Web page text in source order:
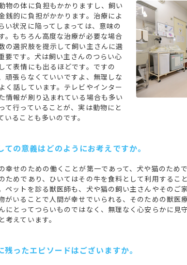
物の体に負担もかかりますし、飼い
銭的に負担がかかります。治療によ
い状況に陥ってしまっては、意味の
。もちろん高度な治療が必要な場合
の選択肢を提示して飼い主さんに選
要です。犬は飼い主さんのつらい心
て表情にも出るほどです。ですの
頑張らなくていいですよ、無理しな
く話しています。テレビやインター
情報が刷り込まれている場合も多い
て行っていることが、実は動物にと
いることも多いのです。
の意義はどのようにお考えですか。
幸せのための働くことが第一であって、犬や猫のため
ためであり、ひいてはその牛を食料として利用するこ
ペットを診る獣医師も、犬や猫の飼い主さんやそのご
がいることで人間が幸せでいられる、そのための獣医
にとってつらいものではなく、無理なく心安らかに見
えています。
残ったエピソードはございますか。